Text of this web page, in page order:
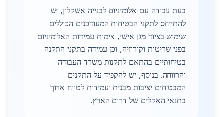
בעת עבודה עם אלומיניום לבנייה אשקלון, יש
להתייחס לתקני הבטיחות המעודכנים הכוללים
שימוש בציוד מגן אישי, אימות עמידות האלומיניום
בפני שריטות וקורוזיה, וכן עמידה בתקני התקנה
בטיחותיים בהתאם לתקנות משרד העבודה
והרווחה. בנוסף, יש להקפיד על התקנים
המבטיחים יציבות מבנית ועמידות לטווח ארוך
בתנאי האקלים של דרום הארץ.